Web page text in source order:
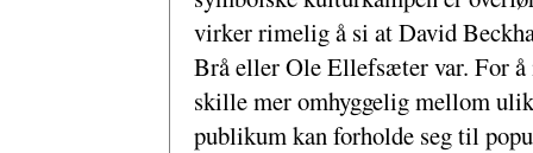
virker rimelig å si at David
Brå eller Ole Ellefsæter var. For
skille mer omhyggelig mellom
publikum kan forholde seg til